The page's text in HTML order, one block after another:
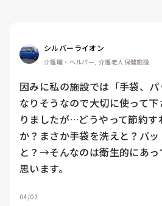
シルバーライオン
介護職・ヘルパー, 介護老人保健施設
因みに私の施設では「手袋、
なりそうなので大切に使って
りましたが…どうやって節約す
か？まさか手袋を洗えと？パ
と？→そんなのは衛生的にあ
思います。
04/02